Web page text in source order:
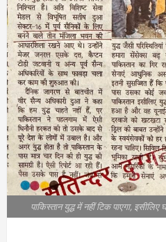
पाकिस्तान युद्ध में नहीं टिक पाएगा,